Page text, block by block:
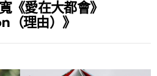
《愛在大都會》
理由）》